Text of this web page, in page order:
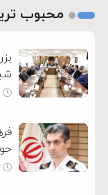
2
محبوب